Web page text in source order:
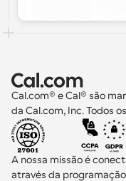
Cal.com® e Cal® são
da Cal.com, Inc. Todos
A nossa missão é
através da